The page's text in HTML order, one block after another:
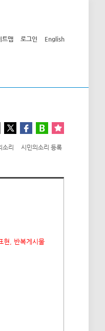
트맵 로그인 English
소리 시민의소리 등록
현, 반복게시물